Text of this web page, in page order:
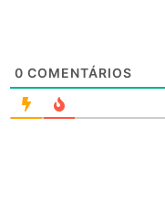
0 COMENTÁRIOS